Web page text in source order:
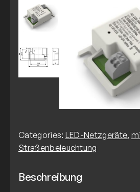
Categories: LED-Netzgeräte,
Straßenbeleuchtung
Beschreibung